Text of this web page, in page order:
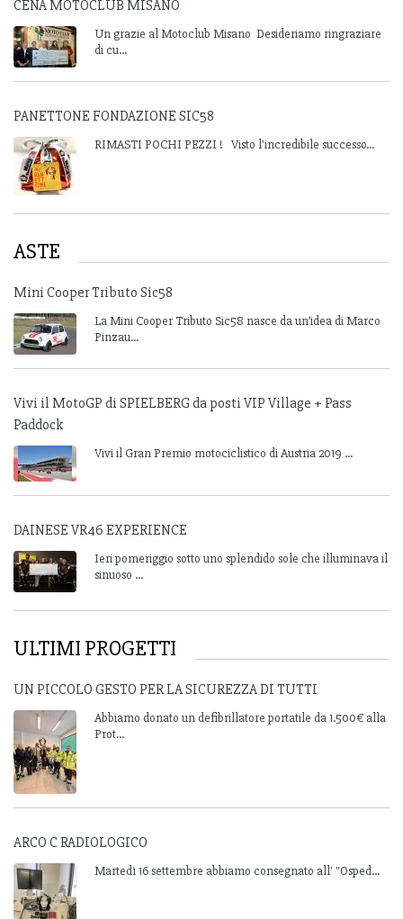
CENA MOTOCLUB MISANO
Un grazie al Motoclub Misano Desideriamo ringraziare
di cu...
PANETTONE FONDAZIONE SIC58
RIMASTI POCHI PEZZI ! Visto l'incredibile successo...
ASTE
Mini Cooper Tributo Sic58
La Mini Cooper Tributo Sic58 nasce da un’idea di Marco
Pinzau...
Vivi il MotoGP di SPIELBERG da posti VIP Village + Pass
Paddock
Vivi il Gran Premio motociclistico di Austria 2019 ...
DAINESE VR46 EXPERIENCE
Ieri pomeriggio sotto uno splendido sole che illuminava il
sinuoso ...
ULTIMI PROGETTI
UN PICCOLO GESTO PER LA SICUREZZA DI TUTTI
Abbiamo donato un defibrillatore portatile da 1.500€ alla
Prot...
ARCO C RADIOLOGICO
Martedì 16 settembre abbiamo consegnato all' "Osped...